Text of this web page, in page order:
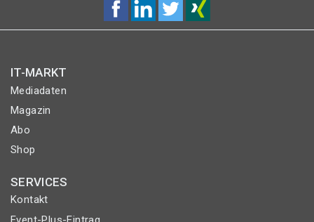
IT-MARKT
Mediadaten
Magazin
Abo
Shop
SERVICES
Kontakt